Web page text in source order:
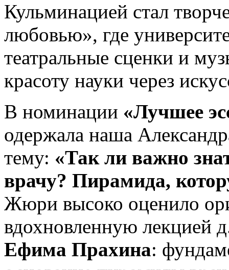
Кульминацией стал
любовью», где
театральные сценки и
красоту науки через
В номинации «Лучшее
одержала наша
тему: «Так ли важно
врачу? Пирамида,
Жюри высоко оценило
вдохновленную лекцией
Ефима Прахина: